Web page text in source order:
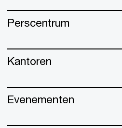
Perscentrum
Kantoren
Evenementen